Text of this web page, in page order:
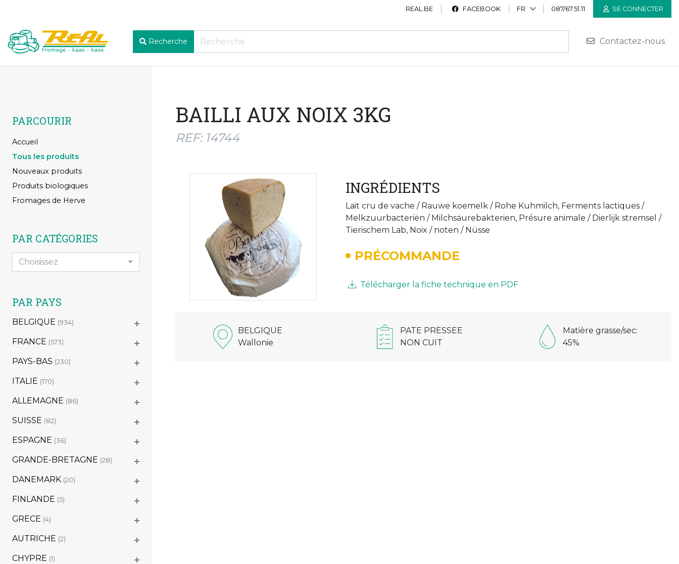
REAL.BE FACEBOOK FR 087/67.51.11 SE CONNECTER
Recherche Contactez-nous
PARCOURIR
Accueil
Tous les produits
Nouveaux produits
Produits biologiques
Fromages de Herve
PAR CATÉGORIES
Choisissez
PAR PAYS
BELGIQUE (934)
FRANCE (573)
PAYS-BAS (230)
ITALIE (170)
ALLEMAGNE (86)
SUISSE (82)
ESPAGNE (36)
GRANDE-BRETAGNE (28)
DANEMARK (20)
FINLANDE (5)
GRECE (4)
AUTRICHE (2)
CHYPRE (1)
BAILLI AUX NOIX 3KG
REF: 14744
INGRÉDIENTS
Lait cru de vache / Rauwe koemelk / Rohe Kuhmilch, Ferments lactiques /
Melkzuurbacteriën / Milchsäurebakterien, Présure animale / Dierlijk stremsel /
Tierischem Lab, Noix / noten / Nüsse
PRÉCOMMANDE
Télécharger la fiche technique en PDF
BELGIQUE
Wallonie
PATE PRESSEE
NON CUIT
Matière grasse/sec:
45%